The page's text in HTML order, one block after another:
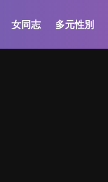
女同志 多元性別